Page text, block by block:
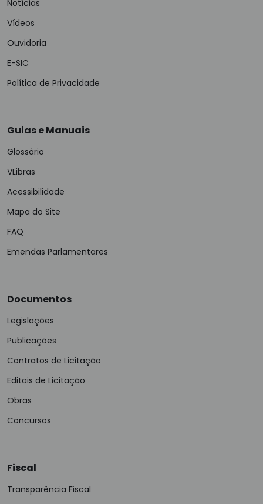
Notícias
Vídeos
Ouvidoria
E-SIC
Política de Privacidade
Guias e Manuais
Glossário
VLibras
Acessibilidade
Mapa do Site
FAQ
Emendas Parlamentares
Documentos
Legislações
Publicações
Contratos de Licitação
Editais de Licitação
Obras
Concursos
Fiscal
Transparência Fiscal